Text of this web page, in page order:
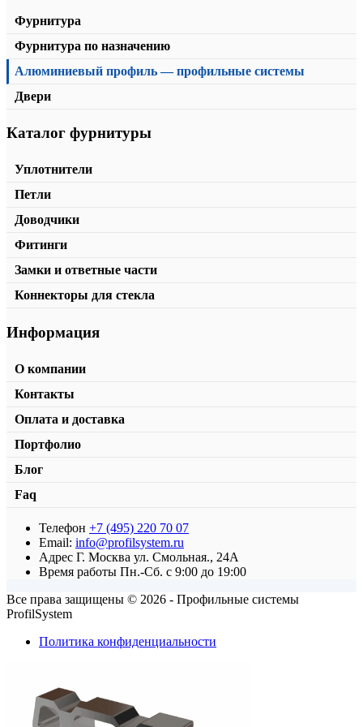
Стойка
от435,00₽/м2 В корзину
Стяжной угольник
220,00₽ В корзину
Фурнитура
Фурнитура по назначению
Алюминиевый профиль — профильные системы
Двери
Каталог фурнитуры
Уплотнители
Петли
Доводчики
Фитинги
Замки и ответные части
Коннекторы для стекла
Информация
О компании
Контакты
Оплата и доставка
Портфолио
Блог
Faq
Телефон +7 (495) 220 70 07
Email: info@profilsystem.ru
Адрес Г. Москва ул. Смольная., 24А
Время работы Пн.-Сб. с 9:00 до 19:00
Все права защищены © 2026 - Профильные системы
ProfilSystem
Политика конфиденциальности